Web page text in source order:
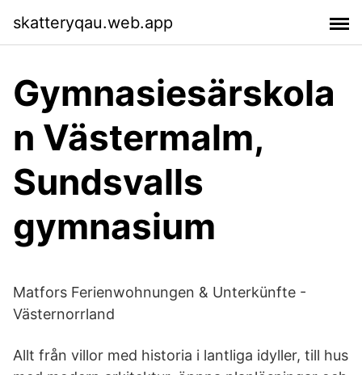
skatteryqau.web.app
Gymnasiesärskola
n Västermalm,
Sundsvalls
gymnasium
Matfors Ferienwohnungen & Unterkünfte -
Västernorrland
Allt från villor med historia i lantliga idyller, till hus